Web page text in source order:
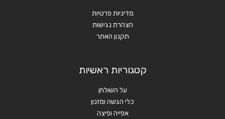
מדיניות פרטיות
הצהרת נגישות
תקנון האתר
קטגוריות ראשיות
על השולחן
כלי הגשה ומזנון
אפייה ופיצה